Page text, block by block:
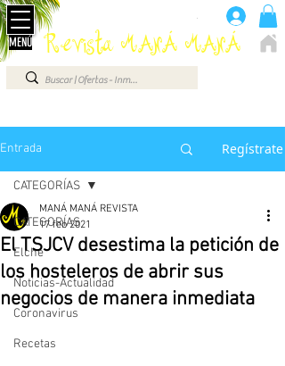
Revista MANÁ MANÁ
Anúnciate aquí 660 07 87 87
.
MENÚ
Entrada Regístrate
CATEGORÍAS
Elche
Noticias-Actualidad
Coronavirus
Recetas
CATEGORÍAS
El TSJCV desestima la petición de
los hosteleros de abrir sus
negocios de manera inmediata
MANÁ MANÁ REVISTA
17 feb 2021